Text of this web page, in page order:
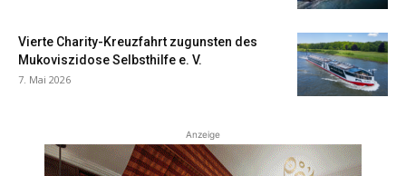
Vierte Charity-Kreuzfahrt zugunsten des
Mukoviszidose Selbsthilfe e. V.
7. Mai 2026
Anzeige